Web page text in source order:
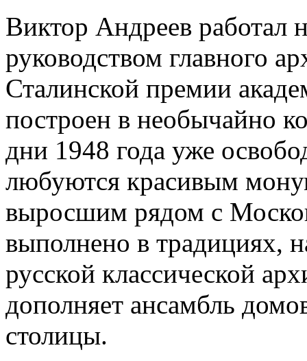
Виктор Андреев работал
руководством главного
Сталинской премии
построен в необычайно
дни 1948 года уже
любуются красивым
выросшим рядом с
выполнено в традициях,
русской классической
дополняет ансамбль
столицы.